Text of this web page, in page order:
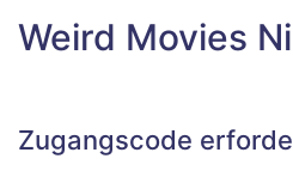
Weird Movies
Zugangscode